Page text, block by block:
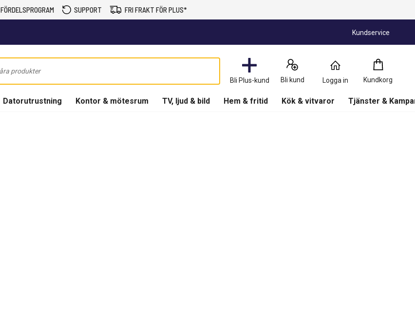
FÖRDELSPROGRAM SUPPORT FRI FRAKT FÖR PLUS*
Kundservice
Bli Plus-kund Bli kund Logga in Kundkorg
Kundkorg
0
Produkter
Datorutrustning Kontor & mötesrum TV, ljud & bild Hem & fritid Kök & vitvaror Tjänster &